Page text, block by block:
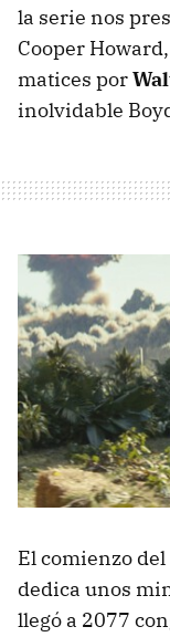
la serie nos
Cooper
matices por
inolvidable
El comienzo
dedica unos
llegó a 2077